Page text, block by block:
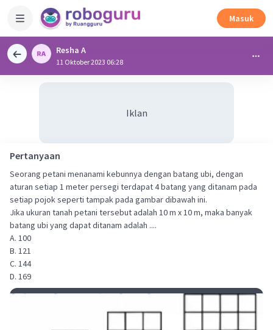
Masuk
Resha A
11 Oktober 2023 06:28
Iklan
Pertanyaan
Seorang petani menanami kebunnya dengan batang ubi, dengan
aturan setiap 1 meter persegi terdapat 4 batang yang ditanam pada
setiap pojok seperti tampak pada gambar dibawah ini.
Jika ukuran tanah petani tersebut adalah 10 m x 10 m, maka banyak
batang ubi yang dapat ditanam adalah ....
A. 100
B. 121
C. 144
D. 169